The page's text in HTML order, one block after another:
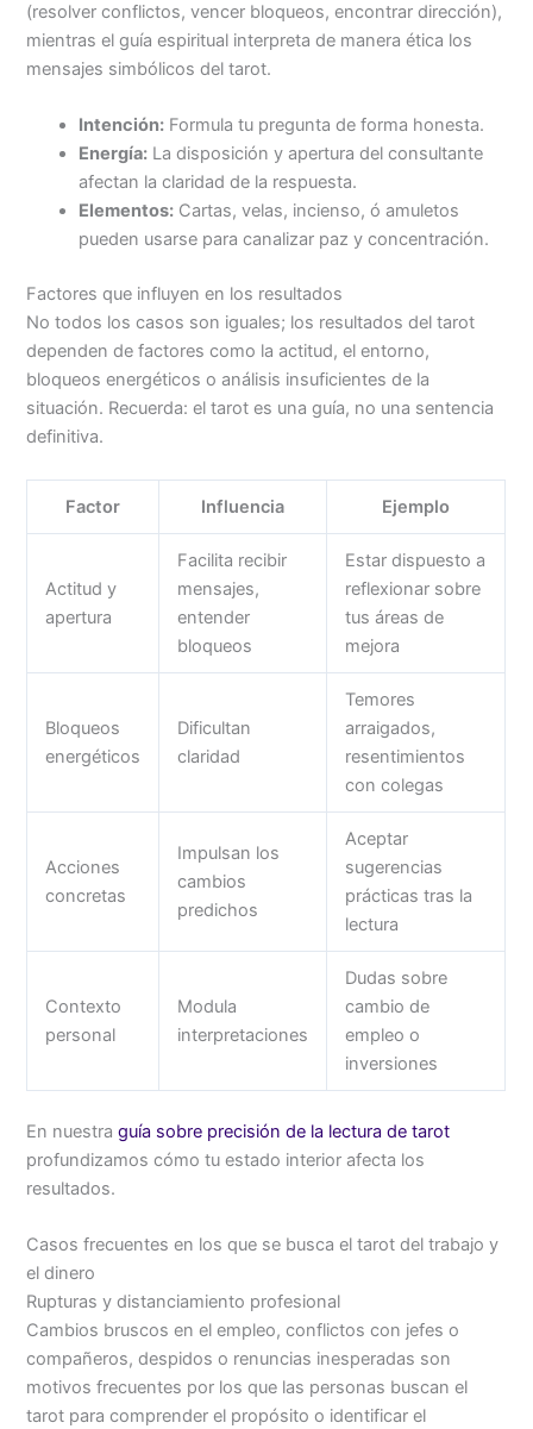
(resolver conflictos, vencer bloqueos, encontrar dirección),
mientras el guía espiritual interpreta de manera ética los
mensajes simbólicos del tarot.
Intención: Formula tu pregunta de forma honesta.
Energía: La disposición y apertura del consultante
afectan la claridad de la respuesta.
Elementos: Cartas, velas, incienso, ó amuletos
pueden usarse para canalizar paz y concentración.
Factores que influyen en los resultados
No todos los casos son iguales; los resultados del tarot
dependen de factores como la actitud, el entorno,
bloqueos energéticos o análisis insuficientes de la
situación. Recuerda: el tarot es una guía, no una sentencia
definitiva.
Factor Influencia Ejemplo
Actitud y
apertura
Facilita recibir
mensajes,
entender
bloqueos
Estar dispuesto a
reflexionar sobre
tus áreas de
mejora
Bloqueos
energéticos
Dificultan
claridad
Temores
arraigados,
resentimientos
con colegas
Acciones
concretas
Impulsan los
cambios
predichos
Aceptar
sugerencias
prácticas tras la
lectura
Contexto
personal
Modula
interpretaciones
Dudas sobre
cambio de
empleo o
inversiones
En nuestraguía sobre precisión de la lectura de tarot
profundizamos cómo tu estado interior afecta los
resultados.
Casos frecuentes en los que se busca el tarot del trabajo y
el dinero
Rupturas y distanciamiento profesional
Cambios bruscos en el empleo, conflictos con jefes o
compañeros, despidos o renuncias inesperadas son
motivos frecuentes por los que las personas buscan el
tarot para comprender el propósito o identificar el